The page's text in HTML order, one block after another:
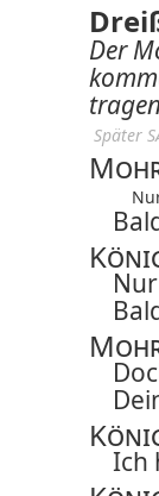
Der
Später
Ich